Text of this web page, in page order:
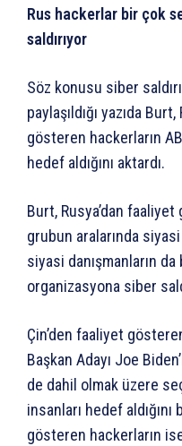
Rus hackerlar bir çok
saldırıyor
Söz konusu siber
paylaşıldığı yazıda
gösteren hackerların
hedef aldığını aktardı.
Burt, Rusya’dan
grubun aralarında
siyasi danışmanların
organizasyona siber
Çin’den faaliyet
Başkan Adayı Joe
de dahil olmak üzere
insanları hedef
gösteren hackerların ise